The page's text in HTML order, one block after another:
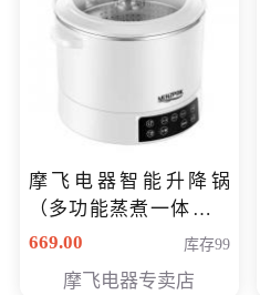
摩飞电器智能升降锅
（多功能蒸煮一体锅）
（智能升降养生锅） 会
669.00 库存99
摩飞电器专卖店